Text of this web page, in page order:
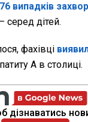
випадків
серед дітей.
фахівці
А в столиці.
дізнаватись